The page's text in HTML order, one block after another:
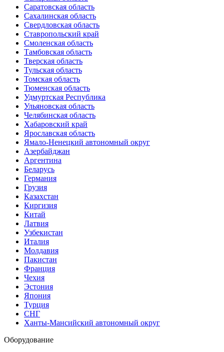
Саратовская область
Сахалинская область
Свердловская область
Ставропольский край
Смоленская область
Тамбовская область
Тверская область
Тульская область
Томская область
Тюменская область
Удмуртская Республика
Ульяновская область
Челябинская область
Хабаровский край
Ярославская область
Ямало-Ненецкий автономный округ
Азербайджан
Аргентина
Беларусь
Германия
Грузия
Казахстан
Киргизия
Китай
Латвия
Узбекистан
Италия
Молдавия
Пакистан
Франция
Чехия
Эстония
Япония
Турция
СНГ
Ханты-Мансийский автономный округ
Оборудование